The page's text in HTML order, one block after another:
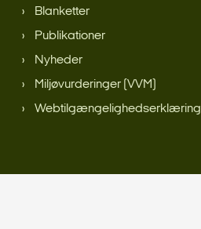
Blanketter
Publikationer
Nyheder
Miljøvurderinger (VVM)
Webtilgængelighedserklæring